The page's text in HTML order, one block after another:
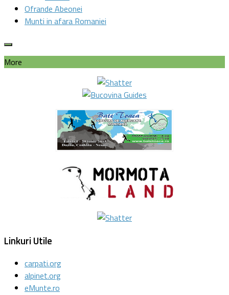
Ofrande Abeonei
Munti in afara Romaniei
More
Linkuri Utile
carpati.org
alpinet.org
eMunte.ro